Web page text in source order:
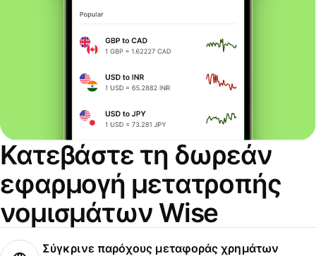
Κατεβάστε τη δωρεάν
εφαρμογή μετατροπής
νομισμάτων Wise
Σύγκρινε παρόχους μεταφοράς χρημάτων